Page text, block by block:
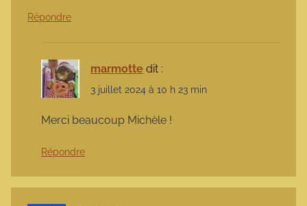
Répondre
marmotte dit :
3 juillet 2024 à 10 h 23 min
Merci beaucoup Michèle !
Répondre